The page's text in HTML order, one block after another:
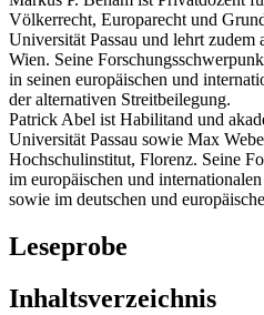
Völkerrecht, Europarecht und
Universität Passau und lehrt zudem
Wien. Seine
in seinen europäischen und
der alternativen Streitbeilegung.
Patrick Abel ist Habilitand und
Universität Passau sowie Max
Hochschulinstitut, Florenz. Seine
im europäischen und
sowie im deutschen und
Leseprobe
Inhaltsverzeichnis